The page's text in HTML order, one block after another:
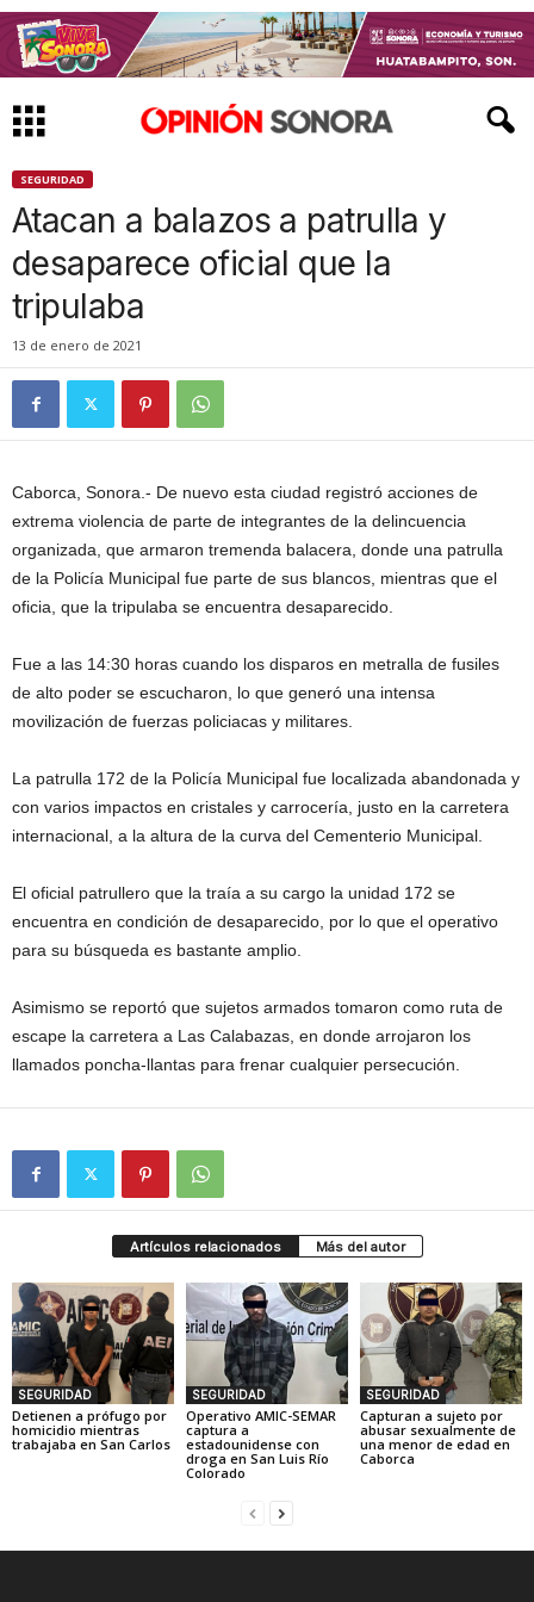
SEGURIDAD
Atacan a balazos a patrulla y
desaparece oficial que la
tripulaba
13 de enero de 2021
Caborca, Sonora.- De nuevo esta ciudad registró acciones de
extrema violencia de parte de integrantes de la delincuencia
organizada, que armaron tremenda balacera, donde una patrulla
de la Policía Municipal fue parte de sus blancos, mientras que el
oficia, que la tripulaba se encuentra desaparecido.
Fue a las 14:30 horas cuando los disparos en metralla de fusiles
de alto poder se escucharon, lo que generó una intensa
movilización de fuerzas policiacas y militares.
La patrulla 172 de la Policía Municipal fue localizada abandonada y
con varios impactos en cristales y carrocería, justo en la carretera
internacional, a la altura de la curva del Cementerio Municipal.
El oficial patrullero que la traía a su cargo la unidad 172 se
encuentra en condición de desaparecido, por lo que el operativo
para su búsqueda es bastante amplio.
Asimismo se reportó que sujetos armados tomaron como ruta de
escape la carretera a Las Calabazas, en donde arrojaron los
llamados poncha-llantas para frenar cualquier persecución.
Artículos relacionados Más del autor
SEGURIDAD
Detienen a prófugo por
homicidio mientras
trabajaba en San Carlos
SEGURIDAD
Operativo AMIC-SEMAR
captura a
estadounidense con
droga en San Luis Río
Colorado
SEGURIDAD
Capturan a sujeto por
abusar sexualmente de
una menor de edad en
Caborca